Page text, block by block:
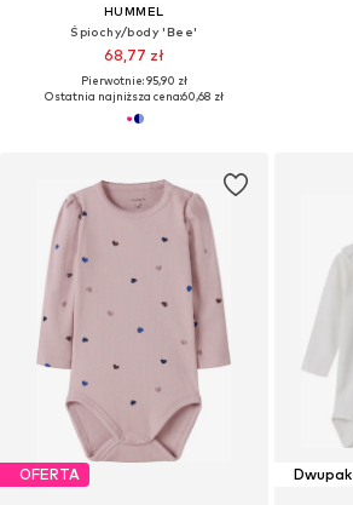
HUMMEL
Śpiochy/body 'Bee'
68,77 zł
Pierwotnie: 95,90 zł
Ostatnia najniższa cena:60,68 zł
OFERTA Dwupak